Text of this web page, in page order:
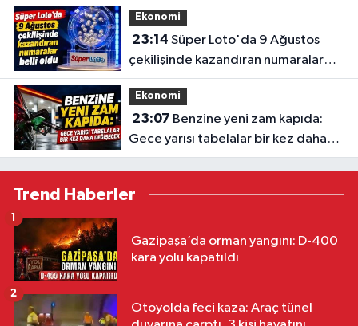
Ekonomi
23:14
çekilişinde kazandıran numaralar
belli oldu
Ekonomi
23:07
Gece yarısı tabelalar bir kez daha
değişecek
Trend Haberler
Gazipaşa’da orman yangını: D-400
kara yolu kapatıldı
1
Otoyolda feci kaza: Araç tünel
2